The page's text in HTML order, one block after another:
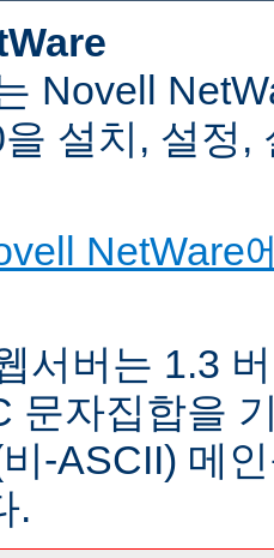
Novell
설치, 설정,
NetWare
서버는 1.3
문자집합을
-ASCII) 메
.